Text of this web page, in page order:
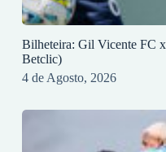
Bilheteira: Gil Vicente FC
Betclic)
4 de Agosto, 2026